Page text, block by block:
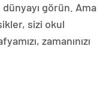
görün. Ama
sizi okul
zamanınızı